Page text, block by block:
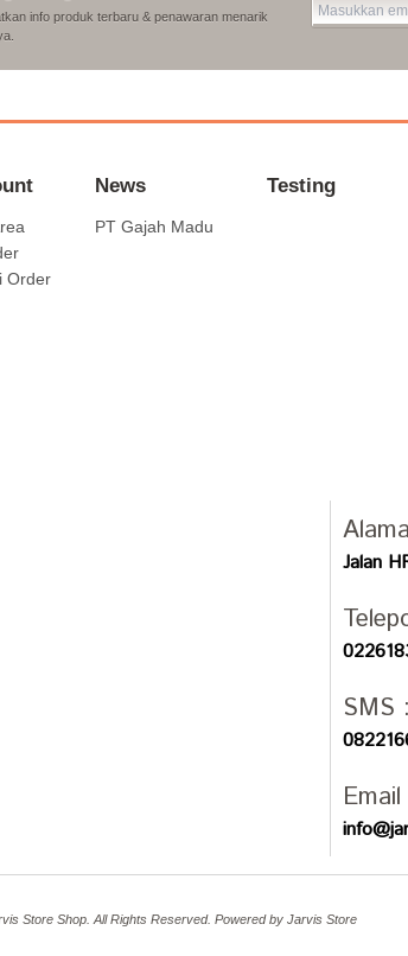
info produk terbaru & penawaran menarik
Order
News
PT Gajah Madu
Testing
Jalan
SMS :
Store Shop. All Rights Reserved. Powered by Jarvis Store